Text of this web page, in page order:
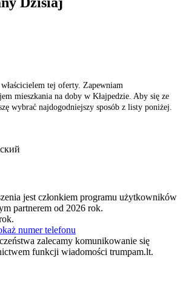
tej oferty. Zapewniam
mieszkania na doby w Kłajpedzie. Aby się ze
wybrać najdogodniejszy sposób z listy poniżej.
jest członkiem programu użytkowników
partnerem od 2026 rok.
numer telefonu
zalecamy komunikowanie się
funkcji wiadomości trumpam.lt.